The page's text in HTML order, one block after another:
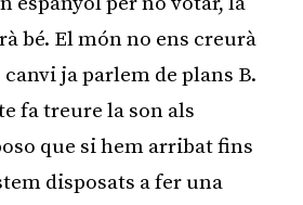
bé. El món no ens creurà
ja parlem de plans B.
fa treure la son als
que si hem arribat fins
disposats a fer una